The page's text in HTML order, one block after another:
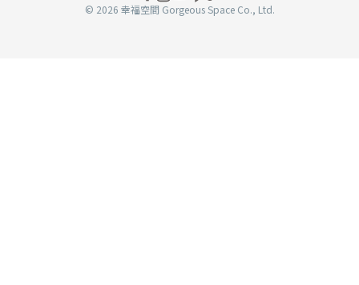
© 2026 幸福空間 Gorgeous Space Co., Ltd.